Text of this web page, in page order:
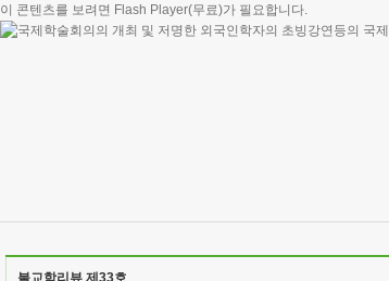
이 콘텐츠를 보려면 Flash Player(무료)가 필요합니다.
불교학리뷰 제33호